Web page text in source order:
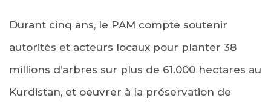
Durant cinq ans, le PAM compte soutenir
autorités et acteurs locaux pour planter 38
millions d’arbres sur plus de 61.000 hectares au
Kurdistan, et oeuvrer à la préservation de